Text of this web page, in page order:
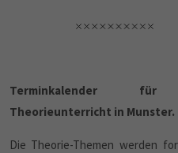
Terminkalender
Theorieunterricht in Munster.
Die Theorie-Themen werden